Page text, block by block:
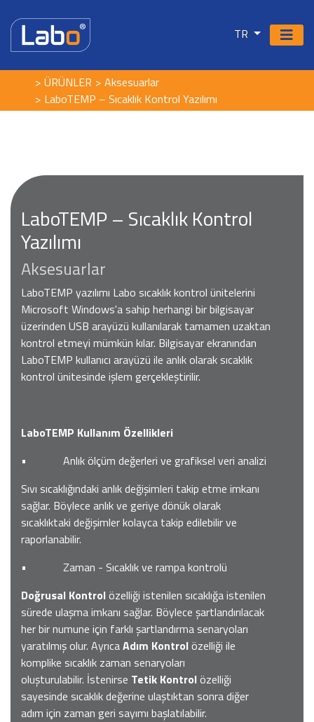
TR
ÜRÜNLER
Aksesuarlar
LaboTEMP – Sıcaklık Kontrol Yazılımı
LaboTEMP – Sıcaklık Kontrol
Yazılımı
Aksesuarlar
LaboTEMP yazılımı Labo sıcaklık kontrol ünitelerini
Microsoft Windows'a sahip herhangi bir bilgisayar
üzerinden USB arayüzü kullanılarak tamamen uzaktan
kontrol etmeyi mümkün kılar. Bilgisayar ekranından
LaboTEMP kullanıcı arayüzü ile anlık olarak sıcaklık
kontrol ünitesinde işlem gerçekleştirilir.
LaboTEMP Kullanım Özellikleri
• Anlık ölçüm değerleri ve grafiksel veri analizi
Sıvı sıcaklığındaki anlık değişimleri takip etme imkanı
sağlar. Böylece anlık ve geriye dönük olarak
sıcaklıktaki değişimler kolayca takip edilebilir ve
raporlanabilir.
• Zaman - Sıcaklık ve rampa kontrolü
Doğrusal Kontrolözelliği istenilen sıcaklığa istenilen
sürede ulaşma imkanı sağlar. Böylece şartlandırılacak
her bir numune için farklı şartlandırma senaryoları
yaratılmış olur. AyrıcaAdım Kontrolözelliği ile
komplike sıcaklık zaman senaryoları
oluşturulabilir. İstenirse Tetik Kontrolözelliği
sayesinde sıcaklık değerine ulaştıktan sonra diğer
adım için zaman geri sayımı başlatılabilir.